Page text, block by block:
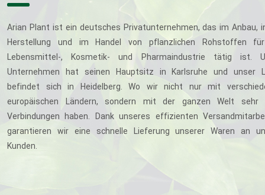
Arian Plant ist ein deutsches Privatunternehmen, das im Anbau,
Herstellung und im Handel von pflanzlichen Rohstoffen
Lebensmittel-, Kosmetik- und Pharmaindustrie tätig ist.
Unternehmen hat seinen Hauptsitz in Karlsruhe und unser
befindet sich in Heidelberg. Wo wir nicht nur mit
europäischen Ländern, sondern mit der ganzen Welt sehr
Verbindungen haben. Dank unseres effizienten
garantieren wir eine schnelle Lieferung unserer Waren an
Kunden.